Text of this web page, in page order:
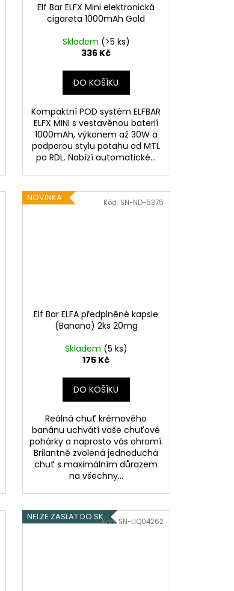
Elf Bar ELFX Mini elektronická
cigareta 1000mAh Gold
Skladem (>5 ks)
336 Kč
DO KOŠÍKU
Kompaktní POD systém ELFBAR
ELFX MINI s vestavěnou baterií
1000mAh, výkonem až 30W a
podporou stylu potahu od MTL
po RDL. Nabízí automatické...
NOVINKA
Elf Bar ELFA předplněné kapsle
(Banana) 2ks 20mg
Skladem (5 ks)
175 Kč
DO KOŠÍKU
Reálná chuť krémového
banánu uchvátí vaše chuťové
pohárky a naprosto vás ohromí.
Brilantně zvolená jednoduchá
chuť s maximálním důrazem
na všechny...
Kód: SN-ND-5375
NELZE ZASLAT DO SKKód:SN-LIQ04262